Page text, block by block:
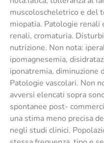
muscoloscheletrico e del
miopatia. Patologie renali
renali, cromaturia.
nutrizione. Non nota:
ipomagnesemia,
iponatremia,
Patologie vascolari. Non
avversi elencati sopra
spontanee post-
una stima meno precisa
negli studi clinici.